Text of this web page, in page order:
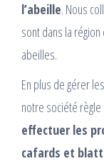
l’abeille. Nous
sont dans la
abeilles.
En plus de gérer
notre société
effectuer les
cafards et